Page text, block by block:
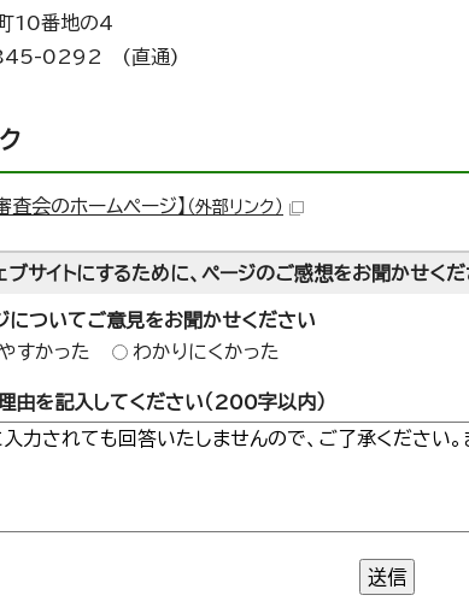
10番地の4
845-0292 (直通)
査会のホームページ】 （外部リンク）
ブサイトにするために、ページのご感想をお聞かせく
についてご意見をお聞かせください
すかった
わかりにくかった
由を記入してください（200字以内）
送信